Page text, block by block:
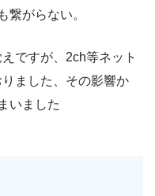
繋がらない。
ですが、2ch等ネット
ました、その影響か
いました